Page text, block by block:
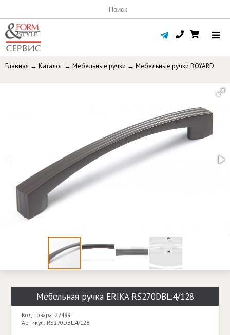
Главная → Каталог → Мебельные ручки → Мебельные ручки BOYARD
Мебельная ручка ERIKA RS270DBL.4/128
Код товара: 27499
Артикул: RS270DBL.4/128